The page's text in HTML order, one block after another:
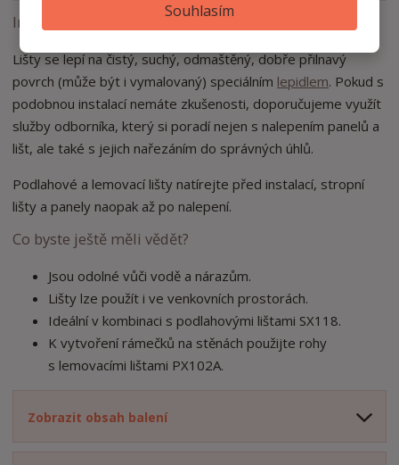
Souhlasím
Instalace lišty PX120
Lišty se lepí na čistý, suchý, odmaštěný, dobře přilnavý
povrch (může být i vymalovaný) speciálním lepidlem. Pokud s
podobnou instalací nemáte zkušenosti, doporučujeme využít
služby odborníka, který si poradí nejen s nalepením panelů a
lišt, ale také s jejich nařezáním do správných úhlů.
Podlahové a lemovací lišty natírejte před instalací, stropní
lišty a panely naopak až po nalepení.
Co byste ještě měli vědět?
Jsou odolné vůči vodě a nárazům.
Lišty lze použít i ve venkovních prostorách.
Ideální v kombinaci s podlahovými lištami SX118.
K vytvoření rámečků na stěnách použijte rohy
s lemovacími lištami PX102A.
Zobrazit obsah balení